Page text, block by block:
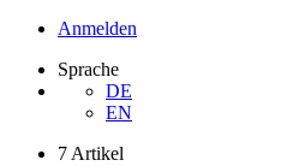
Anmelden
Sprache
DE
EN
7 Artikel